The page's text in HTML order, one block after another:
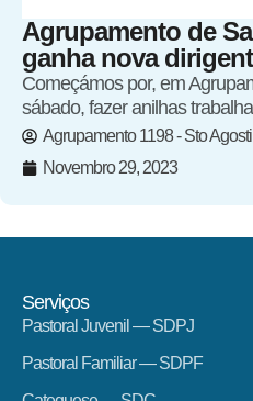
Agrupamento de
ganha nova
Começámos por, em
sábado, fazer anilhas
Agrupamento 1198 - Sto
Novembro 29, 2023
Serviços
Pastoral Juvenil — SDPJ
Pastoral Familiar — SDPF